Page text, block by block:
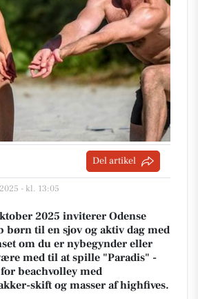
Del artikel
- kl. 13:05
2025 inviterer Odense
børn til en sjov og aktiv dag med
om du er nybegynder eller
med til at spille "Paradis" -
beachvolley med
skift og masser af highfives.